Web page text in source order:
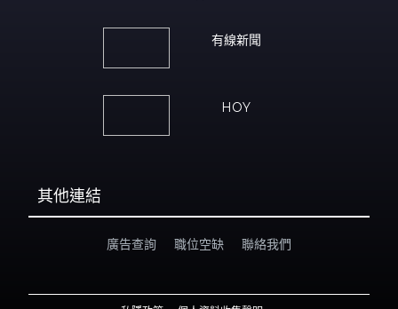
有線新聞
HOY
其他連結
廣告查詢 職位空缺 聯絡我們